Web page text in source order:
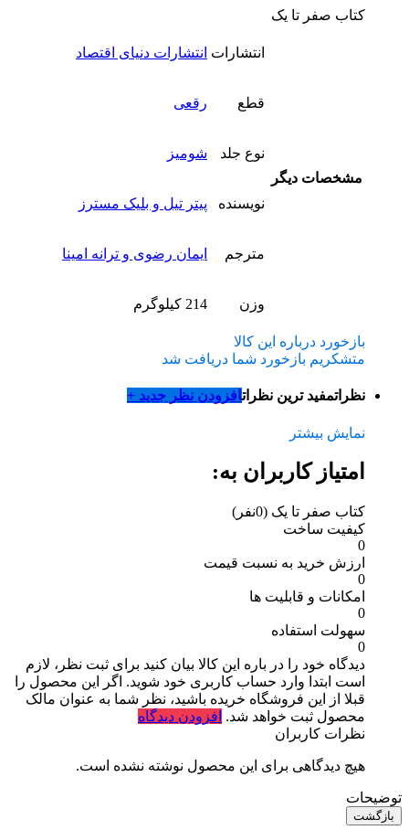
کتاب صفر تا یک
مشخصات دیگر
انتشارات انتشارات دنیای اقتصاد
قطع رقعی
نوع جلد شومیز
نویسنده پیتر تیل و بلیک مسترز
مترجم ایمان رضوی و ترانه امینا
وزن 214 کیلوگرم
بازخورد درباره این کالا
متشکریم بازخورد شما دریافت شد
نظراتمفید ترین نظراتافزودن نظر جدید +
نمایش بیشتر
امتیاز کاربران به:
کتاب صفر تا یک (0نفر)
کیفیت ساخت
0
ارزش خرید به نسبت قیمت
0
امکانات و قابلیت ها
0
سهولت استفاده
0
دیدگاه خود را در باره این کالا بیان کنید برای ثبت نظر، لازم
است ابتدا وارد حساب کاربری خود شوید. اگر این محصول را
قبلا از این فروشگاه خریده باشید، نظر شما به عنوان مالک
محصول ثبت خواهد شد. افزودن دیدگاه
نظرات کاربران
هیچ دیدگاهی برای این محصول نوشته نشده است.
توضیحات
بازگشت